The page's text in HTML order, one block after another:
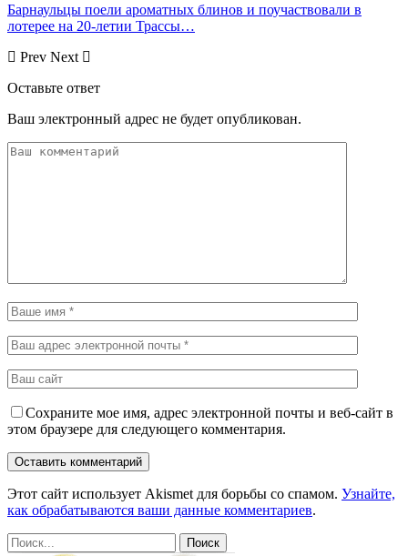
Барнаульцы поели ароматных блинов и поучаствовали в
лотерее на 20-летии Трассы…
Prev Next
Оставьте ответ
Ваш электронный адрес не будет опубликован.
Сохраните мое имя, адрес электронной почты и веб-сайт в
этом браузере для следующего комментария.
Этот сайт использует Akismet для борьбы со спамом. Узнайте,
как обрабатываются ваши данные комментариев.